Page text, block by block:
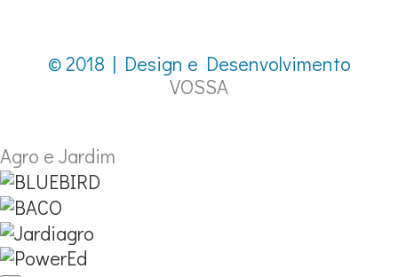
© 2018 | Design e Desenvolvimento
VOSSA
Agro e Jardim